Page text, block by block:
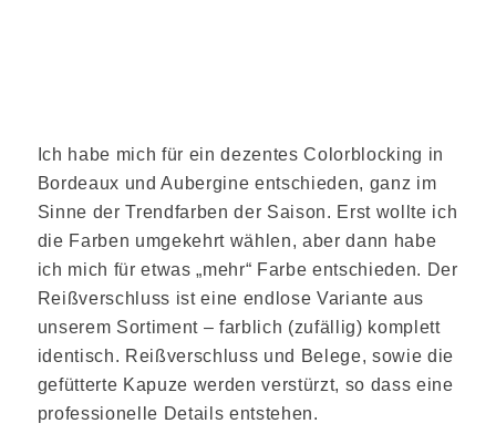
Ich habe mich für ein dezentes Colorblocking in
Bordeaux und Aubergine entschieden, ganz im
Sinne der Trendfarben der Saison. Erst wollte ich
die Farben umgekehrt wählen, aber dann habe
ich mich für etwas „mehr“ Farbe entschieden. Der
Reißverschluss ist eine endlose Variante aus
unserem Sortiment – farblich (zufällig) komplett
identisch. Reißverschluss und Belege, sowie die
gefütterte Kapuze werden verstürzt, so dass eine
professionelle Details entstehen.